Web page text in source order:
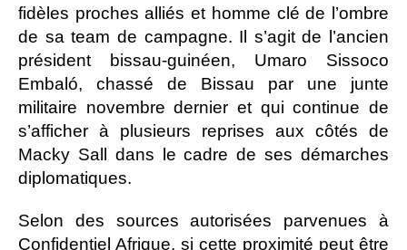
fidèles proches alliés et homme clé de l’ombre
de sa team de campagne. Il s’agit de l’ancien
président bissau-guinéen, Umaro Sissoco
Embaló, chassé de Bissau par une junte
militaire novembre dernier et qui continue de
s’afficher à plusieurs reprises aux côtés de
Macky Sall dans le cadre de ses démarches
diplomatiques.
Selon des sources autorisées parvenues à
Confidentiel Afrique, si cette proximité peut être